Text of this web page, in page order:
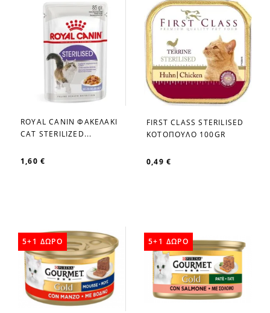
favorite_border
ROYAL CANIN ΦΑΚΕΛΑΚΙ
CAT STERILIZED...
1,60 €
favorite_border
FIRST CLASS STERILISED
ΚΟΤΟΠΟΥΛΟ 100GR
0,49 €
5+1 ΔΩΡΟ 5+1 ΔΩΡΟ